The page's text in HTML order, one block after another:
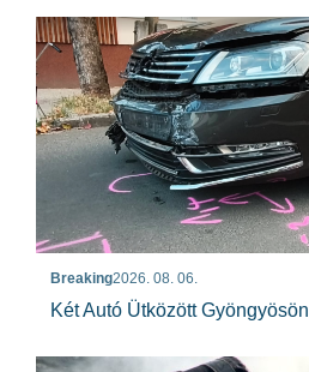
Breaking2026. 08. 06.
Két Autó Ütközött Gyöngyösön